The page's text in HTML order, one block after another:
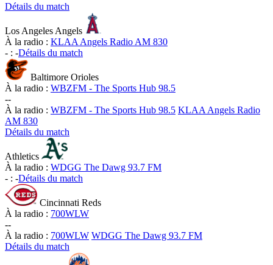
Détails du match
Los Angeles Angels
À la radio : KLAA Angels Radio AM 830
- : -Détails du match
Baltimore Orioles
À la radio : WBZFM - The Sports Hub 98.5
--
À la radio : WBZFM - The Sports Hub 98.5 KLAA Angels Radio
AM 830
Détails du match
Athletics
À la radio : WDGG The Dawg 93.7 FM
- : -Détails du match
Cincinnati Reds
À la radio : 700WLW
--
À la radio : 700WLW WDGG The Dawg 93.7 FM
Détails du match